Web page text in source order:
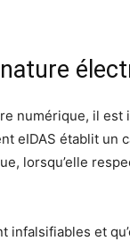
numérique, il
eIDAS établit
lorsqu’elle
et